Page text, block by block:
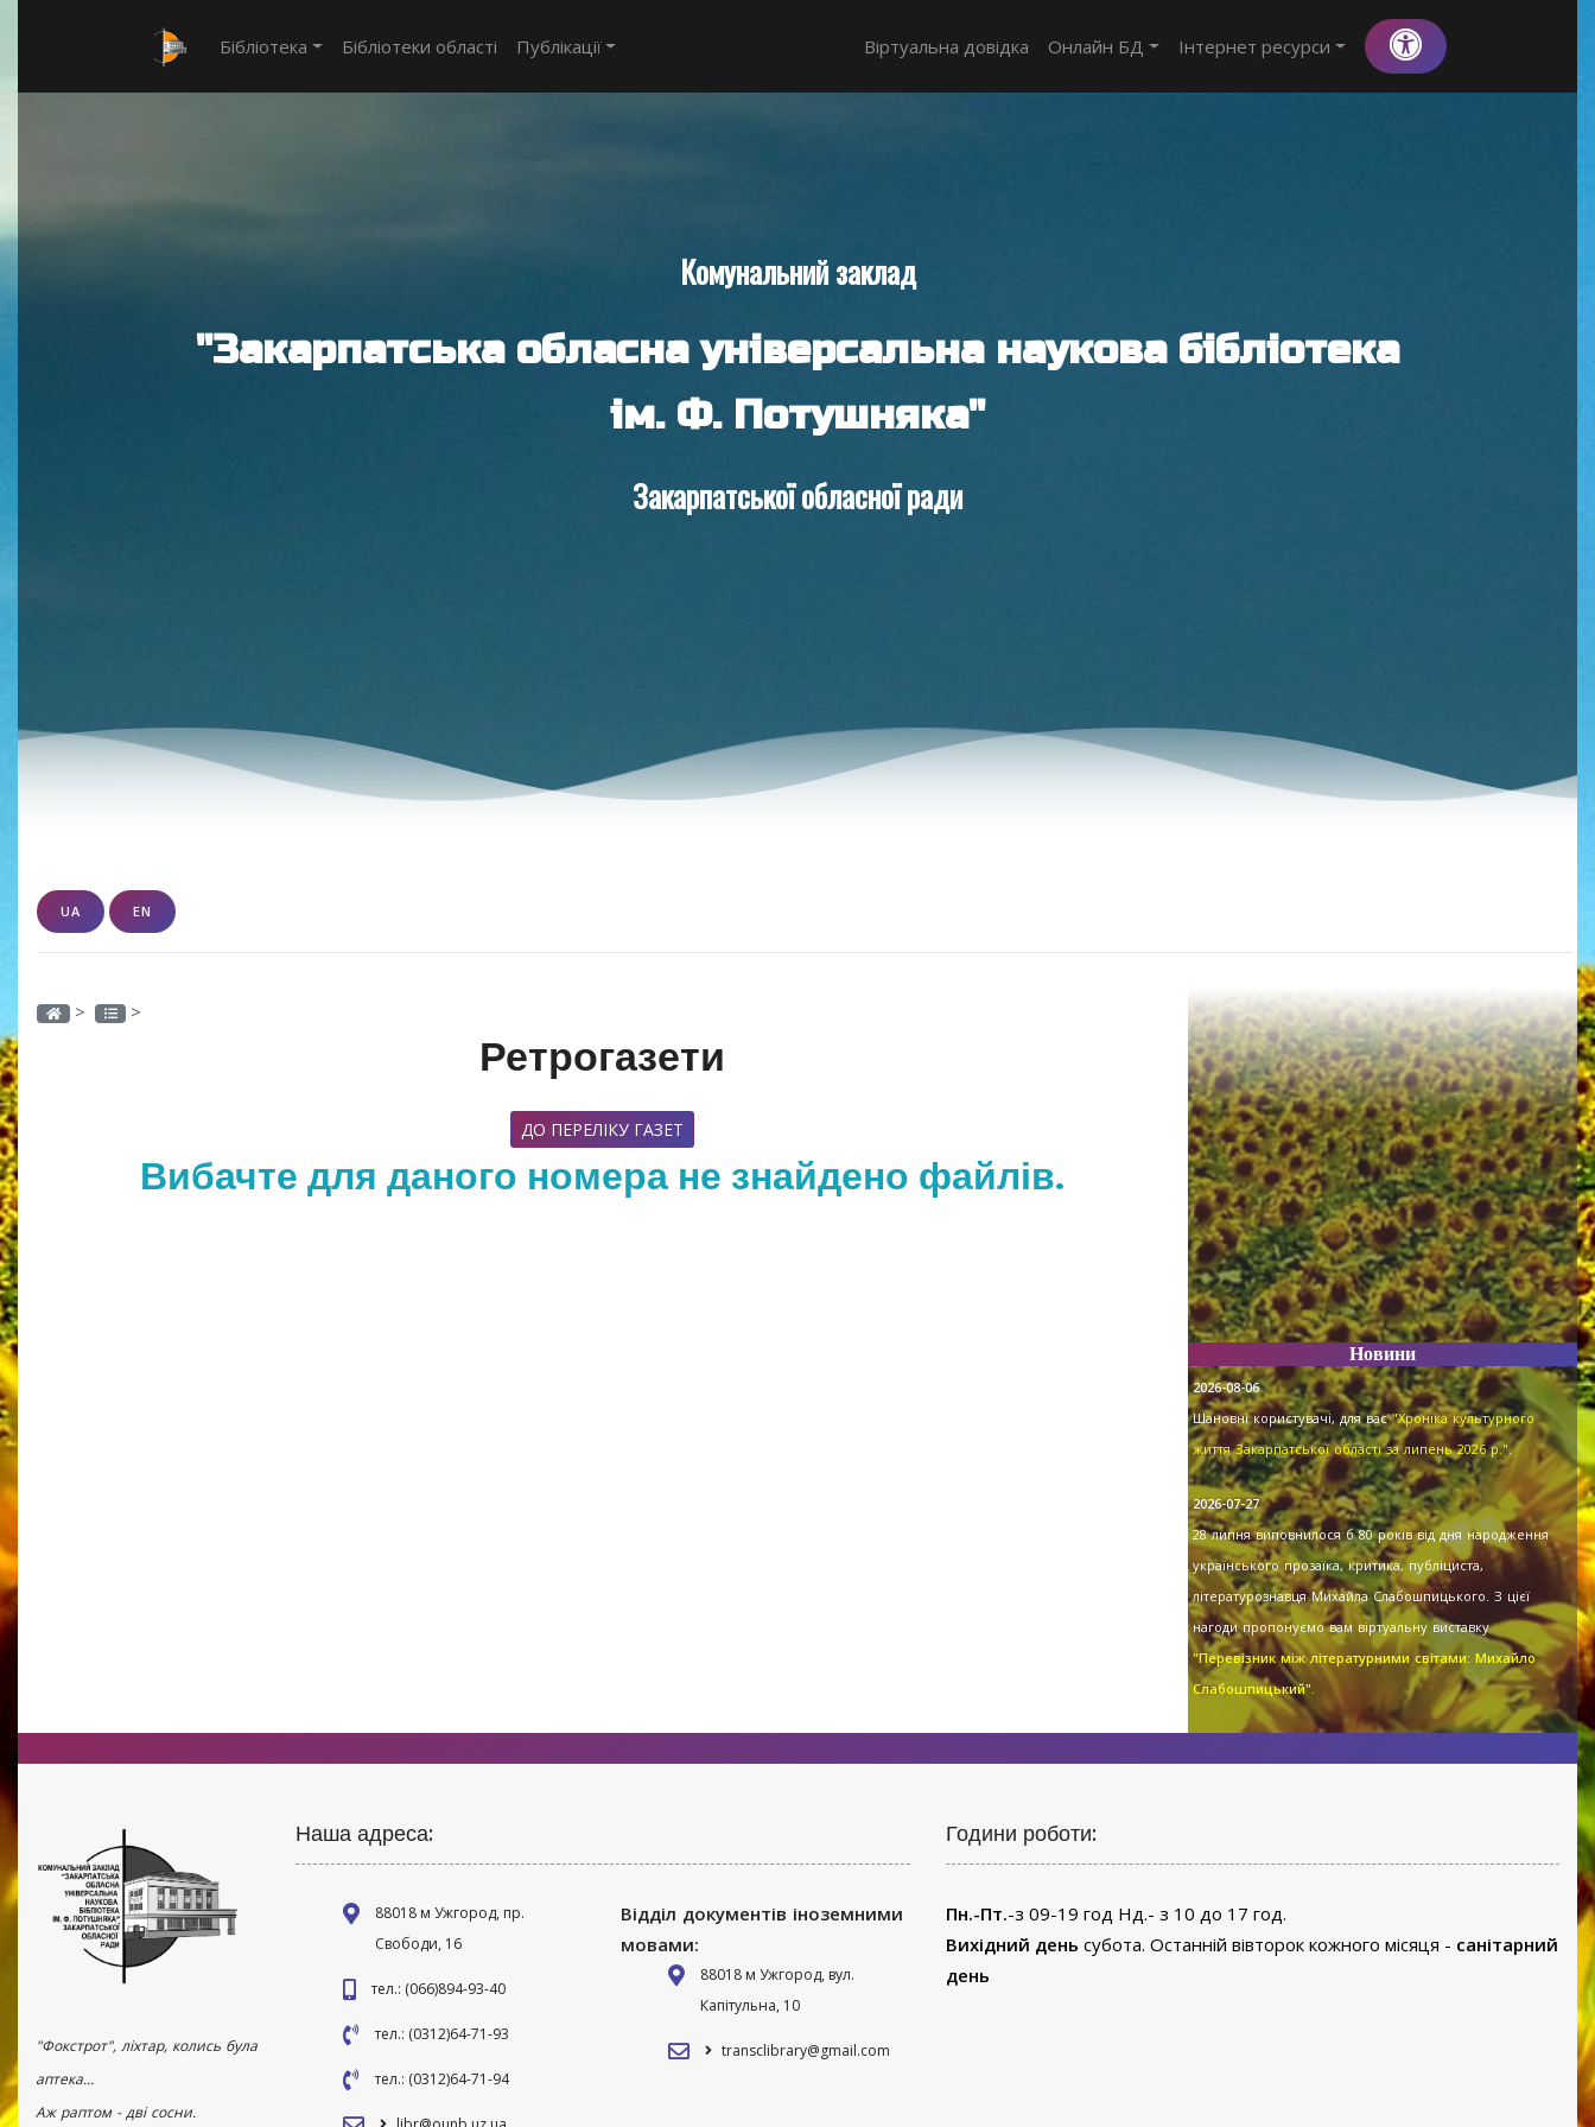
Бібліотека Бібліотеки області Публікації Віртуальна довідка Онлайн БД Інтернет ресурси
Комунальний заклад
"Закарпатська обласна універсальна наукова бібліотека
ім. Ф. Потушняка"
Закарпатської обласної ради
UA EN
> >
Ретрогазети
ДО ПЕРЕЛІКУ ГАЗЕТ
Вибачте для даного номера не знайдено файлів.
Новини
2026-08-06
Шановні користувачі, для вас"Хроніка культурного
життя Закарпатської області за липень 2026 р.".
2026-07-27
28 липня виповнилося б 80 років від дня народження
українського прозаїка, критика, публіциста,
літературознавця Михайла Слабошпицького. З цієї
нагоди пропонуємо вам віртуальну виставку
"Перевізник між літературними світами: Михайло
Слабошпицький".
"Фокстрот", ліхтар, колись була
аптека...
Аж раптом - дві сосни.
Наша адреса:
88018 м Ужгород, пр.
Свободи, 16
тел.: (066)894-93-40
тел.: (0312)64-71-93
тел.: (0312)64-71-94
Відділ документів іноземними
мовами:
88018 м Ужгород, вул.
Капітульна, 10
transclibrary@gmail.com
Години роботи:
Пн.-Пт.-з 09-19 год Нд.- з 10 до 17 год.
Вихідний день субота. Останній вівторок кожного місяця - санітарний
день